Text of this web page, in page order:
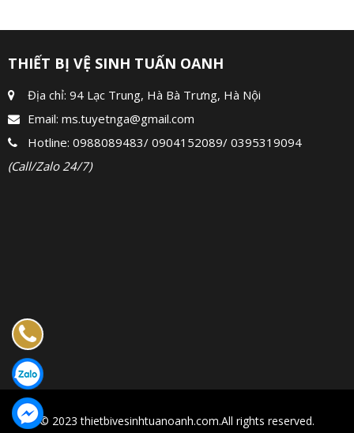
THIẾT BỊ VỆ SINH TUẤN OANH
Địa chỉ: 94 Lạc Trung, Hà Bà Trưng, Hà Nội
Email: ms.tuyetnga@gmail.com
Hotline: 0988089483/ 0904152089/ 0395319094
(Call/Zalo 24/7)
© 2023 thietbivesinhtuanoanh.com.All rights reserved.